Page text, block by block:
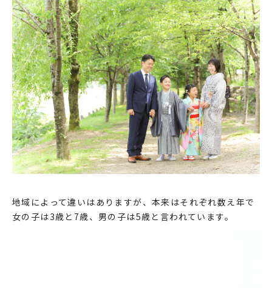
地域によって違いはありますが、本来はそれぞれ数え年で
女の子は3歳と7歳、男の子は5歳と言われています。